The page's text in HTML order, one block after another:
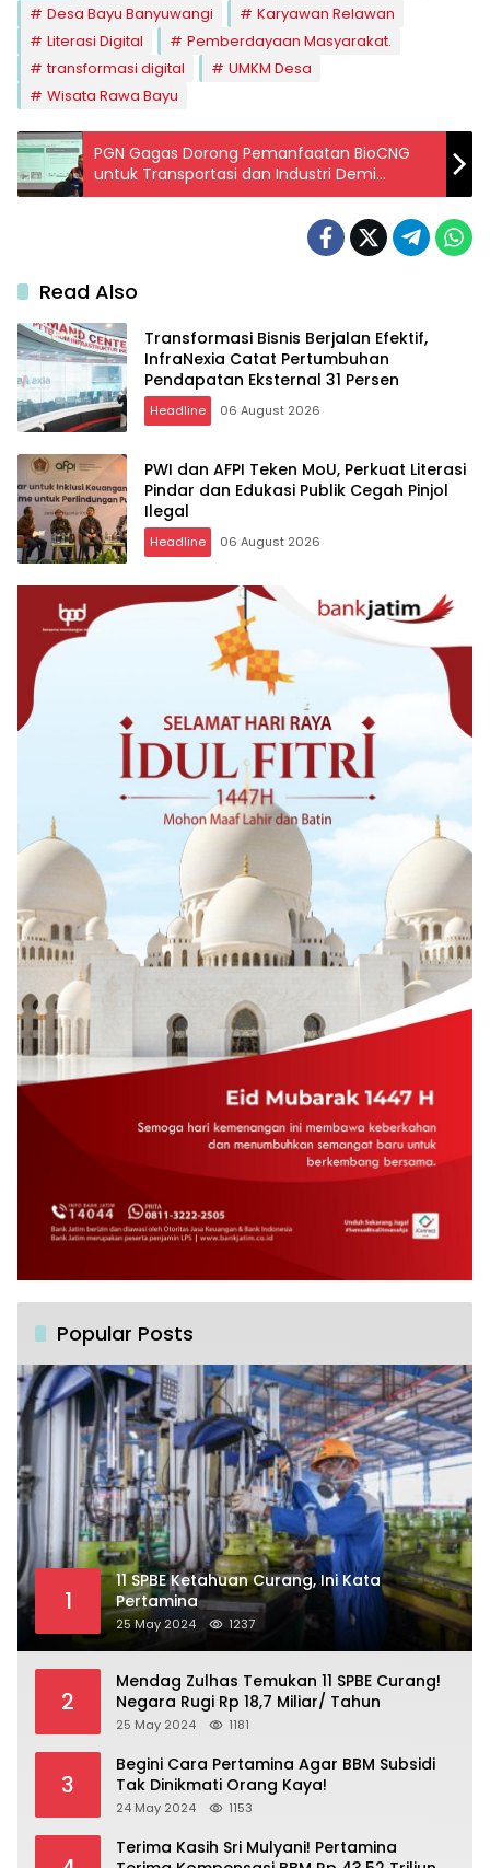
Desa Bayu Banyuwangi
Karyawan Relawan
Literasi Digital
Pemberdayaan Masyarakat.
transformasi digital
UMKM Desa
Wisata Rawa Bayu
PGN Gagas Dorong Pemanfaatan BioCNG
untuk Transportasi dan Industri Demi
Perkuat Ketahanan Energi Nasional.
Read Also
Transformasi Bisnis Berjalan Efektif,
InfraNexia Catat Pertumbuhan
Pendapatan Eksternal 31 Persen
Headline 06 August 2026
PWI dan AFPI Teken MoU, Perkuat Literasi
Pindar dan Edukasi Publik Cegah Pinjol
Ilegal
Headline 06 August 2026
Popular Posts
1
11 SPBE Ketahuan Curang, Ini Kata
Pertamina
25 May 2024 1237
2
Mendag Zulhas Temukan 11 SPBE Curang!
Negara Rugi Rp 18,7 Miliar/ Tahun
25 May 2024 1181
3
Begini Cara Pertamina Agar BBM Subsidi
Tak Dinikmati Orang Kaya!
24 May 2024 1153
Terima Kasih Sri Mulyani! Pertamina